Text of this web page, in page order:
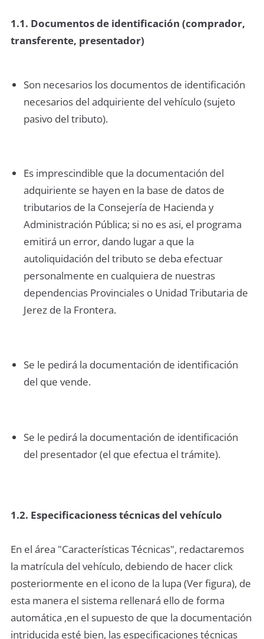
1.1. Documentos de identificación (comprador,
transferente, presentador)
Son necesarios los documentos de identificación
necesarios del adquiriente del vehículo (sujeto
pasivo del tributo).
Es imprescindible que la documentación del
adquiriente se hayen en la base de datos de
tributarios de la Consejería de Hacienda y
Administración Pública; si no es asi, el programa
emitirá un error, dando lugar a que la
autoliquidación del tributo se deba efectuar
personalmente en cualquiera de nuestras
dependencias Provinciales o Unidad Tributaria de
Jerez de la Frontera.
Se le pedirá la documentación de identificación
del que vende.
Se le pedirá la documentación de identificación
del presentador (el que efectua el trámite).
1.2. Especificacioness técnicas del vehículo
En el área "Características Técnicas", redactaremos
la matrícula del vehículo, debiendo de hacer click
posteriormente en el icono de la lupa (Ver figura), de
esta manera el sistema rellenará ello de forma
automática ,en el supuesto de que la documentación
intriducida esté bien, las especificaciones técnicas